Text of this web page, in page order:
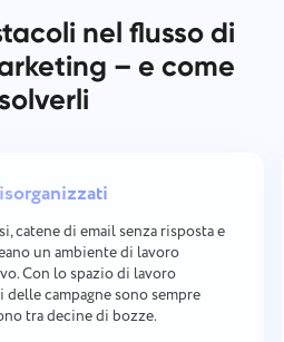
nel flusso di
– e come
catene di email senza risposta e
un ambiente di lavoro
Con lo spazio di lavoro
delle campagne sono sempre
tra decine di bozze.
un errore di
del problema insieme
con noi
dettagliatamente il problema
informazioni specifiche, e di
rilevanti. La vostra
has been sent
contact you soon
essere parte di
sicuramente con esso e
nel prodotto. Ci
tua funzionalità
Carica file